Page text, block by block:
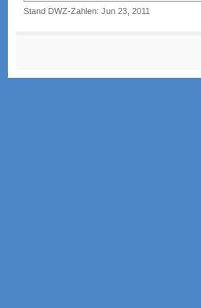
Stand DWZ-Zahlen: Jun 23, 2011